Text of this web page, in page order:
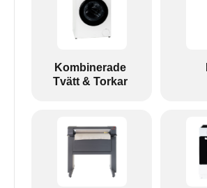
Kombinerade
Tvätt & Torkar